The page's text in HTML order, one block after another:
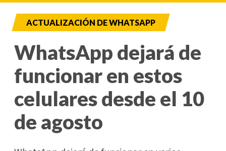
ACTUALIZACIÓN DE WHATSAPP
WhatsApp dejará de
funcionar en estos
celulares desde el 10
de agosto